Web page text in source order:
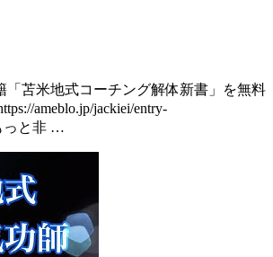
「苫米地式コーチング解体新書」を無料
ameblo.jp/jackiei/entry-
っと非 …